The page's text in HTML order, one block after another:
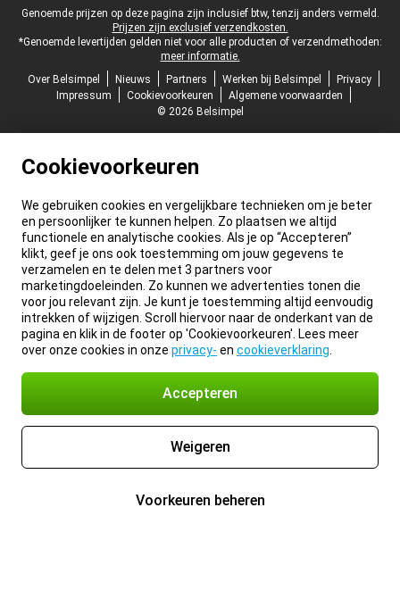
Juridische voettekst
Genoemde prijzen op deze pagina zijn inclusief btw, tenzij anders vermeld.
Prijzen zijn exclusief verzendkosten.
*Genoemde levertijden gelden niet voor alle producten of verzendmethoden:
meer informatie.
Over Belsimpel
Nieuws Partners Werken bij Belsimpel
Privacy
Impressum
Cookievoorkeuren
Algemene voorwaarden
© 2026 Belsimpel
Cookievoorkeuren
We gebruiken cookies en vergelijkbare technieken om je beter
en persoonlijker te kunnen helpen. Zo plaatsen we altijd
functionele en analytische cookies. Als je op “Accepteren”
klikt, geef je ons ook toestemming om jouw gegevens te
verzamelen en te delen met 3 partners voor
marketingdoeleinden. Zo kunnen we advertenties tonen die
voor jou relevant zijn. Je kunt je toestemming altijd eenvoudig
intrekken of wijzigen. Scroll hiervoor naar de onderkant van de
pagina en klik in de footer op 'Cookievoorkeuren'. Lees meer
over onze cookies in onze privacy- en cookieverklaring
Accepteren
Weigeren
Voorkeuren beheren